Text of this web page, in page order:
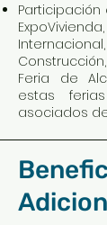
Participación
Feria de
estas
asociados de